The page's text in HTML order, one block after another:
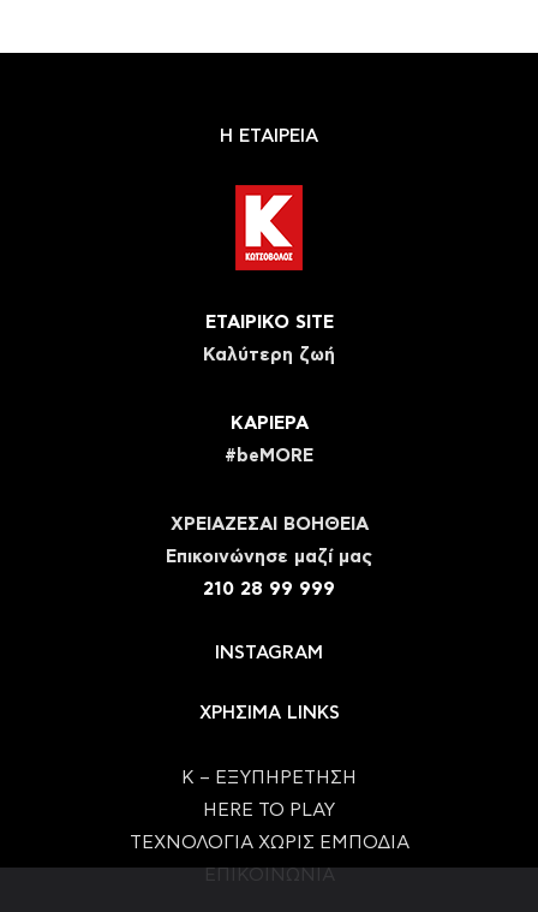
Η ΕΤΑΙΡΕΙΑ
ΕΤΑΙΡΙΚΟ SITE
Καλύτερη ζωή
ΚΑΡΙΕΡΑ
#beMORE
ΧΡΕΙΑΖΕΣΑΙ ΒΟΗΘΕΙΑ
Eπικοινώνησε μαζί μας
210 28 99 999
INSTAGRAM
ΧΡΗΣΙΜΑ LINKS
Κ – ΕΞΥΠΗΡΕΤΗΣΗ
HERE TO PLAY
ΤΕΧΝΟΛΟΓΙΑ ΧΩΡΙΣ ΕΜΠΟΔΙΑ